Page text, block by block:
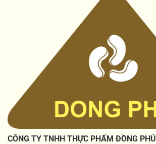
CÔNG TY TNHH THỰC PHẨM ĐỒNG PHÚ